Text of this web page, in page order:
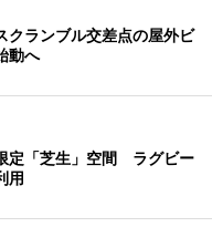
クランブル交差点の屋外ビ
動へ
定「芝生」空間 ラグビー
用